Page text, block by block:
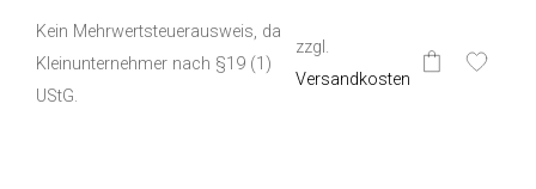
Kein Mehrwertsteuerausweis, da
Kleinunternehmer nach §19 (1)
UStG.
zzgl.
Versandkosten